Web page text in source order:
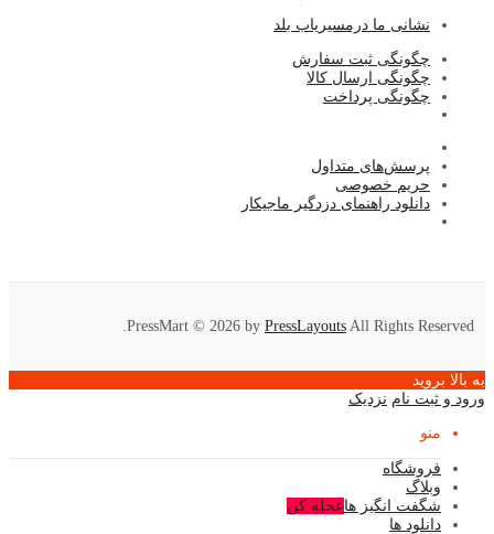
نشانی ما درمسیریاب بلد
چگونگی ثبت سفارش
چگونگی ارسال کالا
چگونگی پرداخت
پرسش‌های متداول
حریم خصوصی
دانلود راهنمای دزدگیر ماجیکار
PressMart © 2026 by PressLayouts All Rights Reserved.
به بالا بروید
ورود و ثبت نام نزدیک
منو
فروشگاه
وبلاگ
شگفت انگیز هاعجله کن
دانلود ها